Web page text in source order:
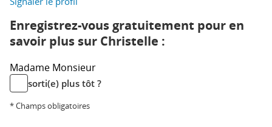
Enregistrez-vous gratuitement pour en
savoir plus sur Christelle :
Madame Monsieur
sorti(e) plus tôt ?
* Champs obligatoires